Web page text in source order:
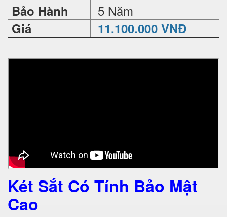
Bảo Hành 5 Năm
Giá 11.100.000 VNĐ
Két Sắt Có Tính Bảo Mật
Cao